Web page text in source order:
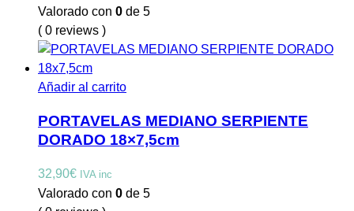
Valorado con 0 de 5
( 0 reviews )
Añadir al carrito
PORTAVELAS MEDIANO SERPIENTE
DORADO 18×7,5cm
32,90€ IVA inc
Valorado con 0 de 5